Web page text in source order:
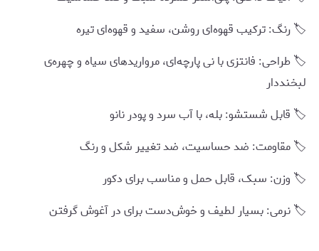
🏷️ رنگ: ترکیب قهوه‌ای روشن، سفید و قهوه‌ای تیره
🏷️ طراحی: فانتزی با نی پارچه‌ای، مرواریدهای سیاه و چهره‌ی
لبخنددار
🏷️ قابل شستشو: بله، با آب سرد و پودر نانو
🏷️ مقاومت: ضد حساسیت، ضد تغییر شکل و رنگ
🏷️ وزن: سبک، قابل حمل و مناسب برای دکور
🏷️ نرمی: بسیار لطیف و خوش‌دست برای در آغوش گرفتن